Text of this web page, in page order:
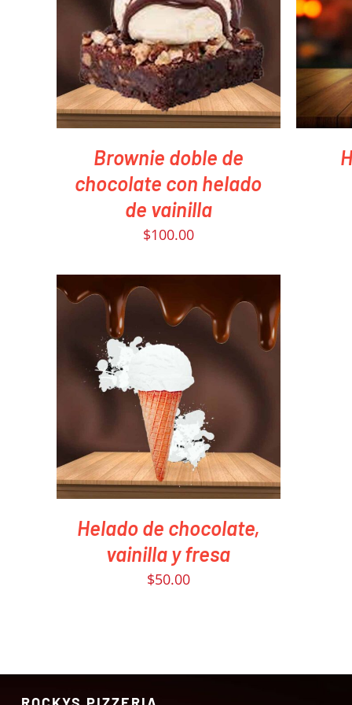
PEDIR AHORA QUICK VIEW
Brownie doble de
chocolate con helado
de vainilla
$100.00
PEDIR AHORA / QUICK VIEW
Helado de chocolate,
vainilla y fresa
$50.00